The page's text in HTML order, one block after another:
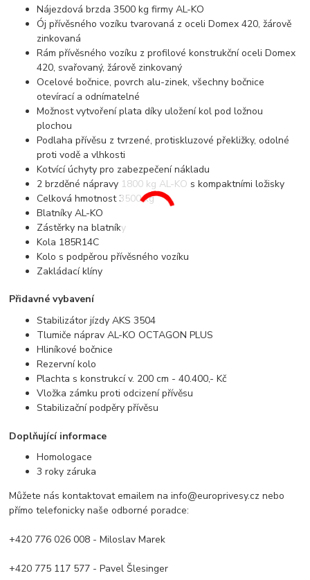
Nájezdová brzda 3500 kg firmy AL-KO
Ój přívěsného vozíku tvarovaná z oceli Domex 420, žárově
zinkovaná
Rám přívěsného vozíku z profilové konstrukční oceli Domex
420, svařovaný, žárově zinkovaný
Ocelové bočnice, povrch alu-zinek, všechny bočnice
otevírací a odnímatelné
Možnost vytvoření plata díky uložení kol pod ložnou
plochou
Podlaha přívěsu z tvrzené, protiskluzové překližky, odolné
proti vodě a vlhkosti
Kotvící úchyty pro zabezpečení nákladu
2 brzděné nápravy 1800 kg AL-KO s kompaktními ložisky
Celková hmotnost 3500 kg
Blatníky AL-KO
Zástěrky na blatníky
Kola 185R14C
Kolo s podpěrou přívěsného vozíku
Zakládací klíny
Přidavné vybavení
Stabilizátor jízdy AKS 3504
Tlumiče náprav AL-KO OCTAGON PLUS
Hliníkové bočnice
Rezervní kolo
Plachta s konstrukcí v. 200 cm - 40.400,- Kč
Vložka zámku proti odcizení přívěsu
Stabilizační podpěry přívěsu
Doplňující informace
Homologace
3 roky záruka
Můžete nás kontaktovat emailem na info@europrivesy.cz nebo
přímo telefonicky naše odborné poradce:
+420 776 026 008 - Miloslav Marek
+420 775 117 577 - Pavel Šlesinger